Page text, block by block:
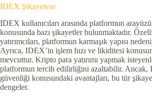
IDEX Şikayetvar
IDEX kullanıcıları arasında platformun
konusunda bazı şikayetler bulunmaktadır.
yatırımcıları, platformun karmaşık yapısı
Ayrıca, IDEX’in işlem hızı ve likiditesi
mevcuttur. Kripto para yatırımı yapmak
platformun tercih edilirliğini azaltabilir. Ancak,
güvenliği konusundaki avantajları, bu tür
dengeler.